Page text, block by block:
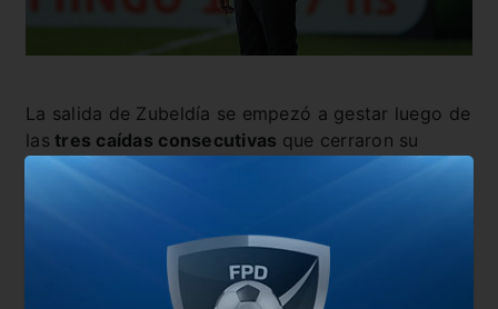
La salida de Zubeldía se empezó a gestar luego de
las tres caídas consecutivas que cerraron su
participación en el Brasileirao antes del Mundial de
en el Grupo D (su rival en octavos será
Atlético Nacional).